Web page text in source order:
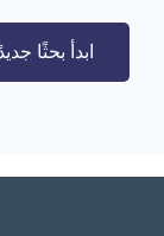
ابدأ بحثًا